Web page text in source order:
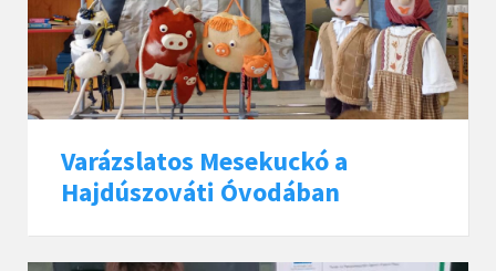
Varázslatos Mesekuckó a
Hajdúszováti Óvodában